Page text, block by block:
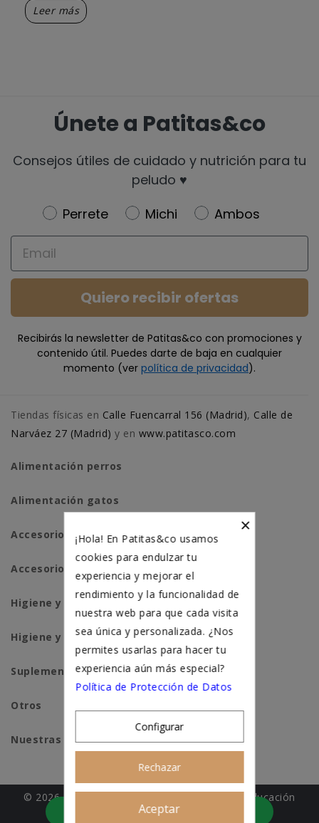
Leer más
Únete a Patitas&co
Consejos útiles de cuidado y nutrición para tu
peludo ♥️
Newsletter
Perrete Michi
Ambos
Email
Quiero recibir ofertas
Recibirás la newsletter de Patitas&co con promociones y
contenido útil. Puedes darte de baja en cualquier
momento (ver política de privacidad).
Tiendas físicas en Calle Fuencarral 156 (Madrid), Calle de
Narváez 27 (Madrid) y en www.patitasco.com
Alimentación perros
Alimentación gatos
Accesorios perros
Accesorios para gatos
Higiene y salud perros
Higiene y salud gatos
Suplementación natural
Otros
Nuestras tiendas
© 2026 - Patitas&co, Alimentación natural y educación
amable
Asesoramiento personalizado
×
¡Hola! En Patitas&co usamos
cookies para endulzar tu
experiencia y mejorar el
rendimiento y la funcionalidad de
nuestra web para que cada visita
sea única y personalizada. ¿Nos
permites usarlas para hacer tu
experiencia aún más especial?
Política de Protección de Datos
Configurar
Rechazar
Aceptar